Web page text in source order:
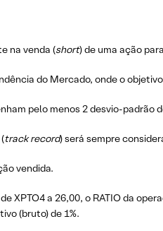
na venda (short) de uma ação
do Mercado, onde o
pelo menos 2 desvio-padrão
track record) será sempre
vendida.
XPTO4 a 26,00, o RATIO da
(bruto) de 1%.